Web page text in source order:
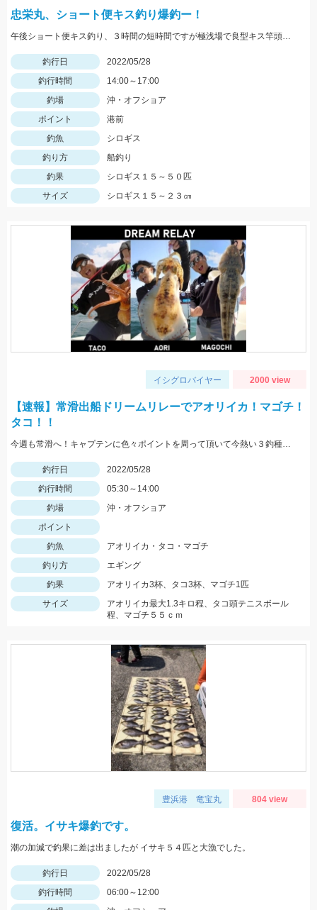
忠栄丸、ショート便キス釣り爆釣ー！
午後ショート便キス釣り、３時間の短時間ですが極浅場で良型キス竿頭５０匹と入れ食い状態でした！
釣行日
2022/05/28
釣行時間
14:00～17:00
釣場
沖・オフショア
ポイント
港前
釣魚
シロギス
釣り方
船釣り
釣果
シロギス１５～５０匹
サイズ
シロギス１５～２３㎝
イシグロバイヤー 2000 view
【速報】常滑出船ドリームリレーでアオリイカ！マゴチ！
タコ！！
今週も常滑へ！キャプテンに色々ポイントを周って頂いて今熱い３釣種を釣ることができました！！大興奮！！！
釣行日
2022/05/28
釣行時間
05:30～14:00
釣場
沖・オフショア
ポイント
釣魚
アオリイカ・タコ・マゴチ
釣り方
エギング
釣果
アオリイカ3杯、タコ3杯、マゴチ1匹
サイズ
アオリイカ最大1.3キロ程、タコ頭テニスボール
程、マゴチ５５ｃｍ
豊浜港 竜宝丸 804 view
復活。イサキ爆釣です。
潮の加減で釣果に差は出ましたが イサキ５４匹と大漁でした。
釣行日
2022/05/28
釣行時間
06:00～12:00